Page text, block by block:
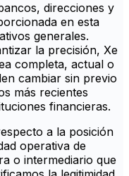
direcciones y
en esta
generales.
la precisión, Xe
completa, actual o
cambiar sin previo
más recientes
financieras.
a la posición
operativa de
o intermediario que